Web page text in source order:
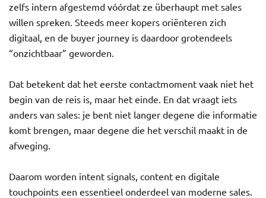
zelfs intern afgestemd vóórdat ze überhaupt met sales
willen spreken. Steeds meer kopers oriënteren zich
digitaal, en de buyer journey is daardoor grotendeels
“onzichtbaar” geworden.
Dat betekent dat het eerste contactmoment vaak niet het
begin van de reis is, maar het einde. En dat vraagt iets
anders van sales: je bent niet langer degene die informatie
komt brengen, maar degene die het verschil maakt in de
afweging.
Daarom worden intent signals, content en digitale
touchpoints een essentieel onderdeel van moderne sales.